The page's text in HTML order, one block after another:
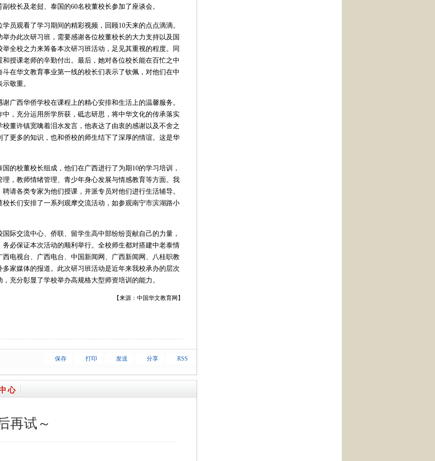
校长及老挝、泰国的60名校董校长参加了座谈会。
观看了学习期间的精彩视频，回顾10天来的点点滴滴。
办此次研习班，需要感谢各位校董校长的大力支持以及国
全校之力来筹备本次研习班活动，足见其重视的程度。同
授课老师的辛勤付出。最后，她对各位校长能在百忙之中
在华文教育事业第一线的校长们表示了钦佩，对他们在中
敬重。
西华侨学校在课程上的精心安排和生活上的温馨服务。
，充分运用所学所获，砥志研思，将中华文化的传承落实
董许镇宽噙着泪水发言，他表达了由衷的感谢以及不舍之
更多的知识，也和侨校的师生结下了深厚的情谊。这是华
校董校长组成，他们在广西进行了为期10的学习培训，
，教师情绪管理、青少年身心发展与情感教育等方面。我
请各类专家为他们授课，并派专员对他们进行生活辅导。
长们安排了一系列观摩交流活动，如参观南宁市滨湖路小
交流中心、侨联、留学生高中部纷纷贡献自己的力量，
必保证本次活动的顺利举行。全校师生都对搭建中老泰情
电视台、广西电台、中国新闻网、广西新闻网、八桂职教
家媒体的报道。此次研习班活动是近年来我校承办的层次
充分彰显了学校举办高规格大型师资培训的能力。
【来源：中国华文教育网】
保存 打印 发送 分享 RSS
心